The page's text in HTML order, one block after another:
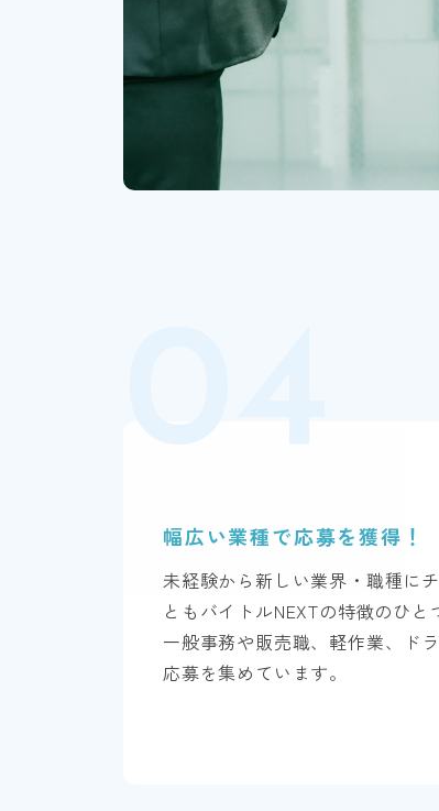
幅広い業種で応募を獲得！
未経験から新しい業界・職種に
ともバイトルNEXTの特徴のひと
一般事務や販売職、軽作業、ド
応募を集めています。